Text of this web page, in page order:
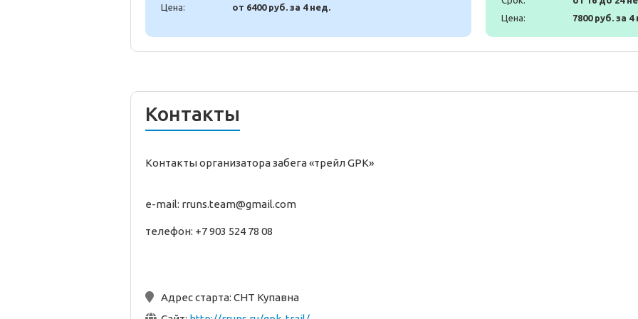
Цена:
от 6400 руб. за 4 нед.
Цена:
7800 руб. за 4
Контакты
Контакты организатора забега «трейл GPK»
e-mail: rruns.team@gmail.com
телефон: +7 903 524 78 08
Адрес старта: СНТ Купавна